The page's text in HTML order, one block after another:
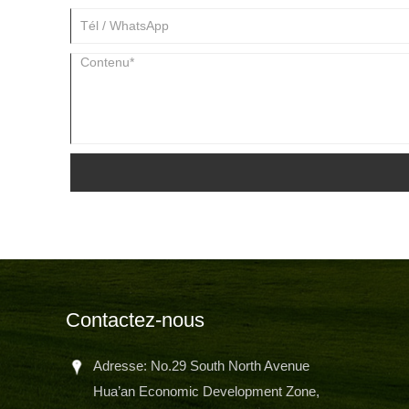
Contactez-nous
Adresse: No.29 South North Avenue
Hua’an Economic Development Zone,